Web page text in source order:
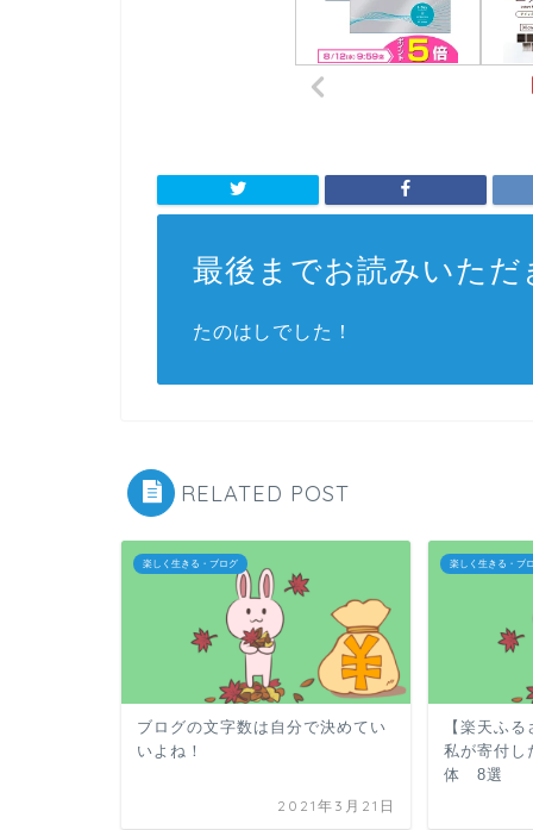
最後までお読みいた
たのはしでした！
RELATED POST
楽しく生きる・ブログ
ブログの文字数は自分で決めてい
いよね！
2021年3月21日
楽しく生きる・ブ
【楽天ふ
私が寄付
体 8選